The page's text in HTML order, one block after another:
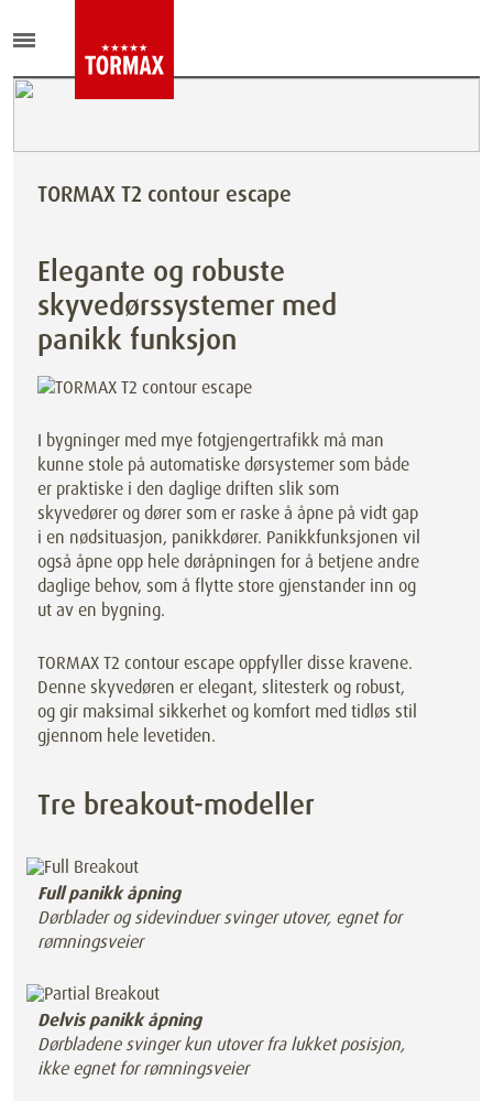
TORMAX T2 contour escape
Elegante og robuste
skyvedørssystemer med
panikk funksjon
I bygninger med mye fotgjengertrafikk må man
kunne stole på automatiske dørsystemer som både
er praktiske i den daglige driften slik som
skyvedører og dører som er raske å åpne på vidt gap
i en nødsituasjon, panikkdører. Panikkfunksjonen vil
også åpne opp hele døråpningen for å betjene andre
daglige behov, som å flytte store gjenstander inn og
ut av en bygning.
TORMAX T2 contour escape oppfyller disse kravene.
Denne skyvedøren er elegant, slitesterk og robust,
og gir maksimal sikkerhet og komfort med tidløs stil
gjennom hele levetiden.
Tre breakout-modeller
Full panikk åpning
Dørblader og sidevinduer svinger utover, egnet for
rømningsveier
Delvis panikk åpning
Dørbladene svinger kun utover fra lukket posisjon,
ikke egnet for rømningsveier